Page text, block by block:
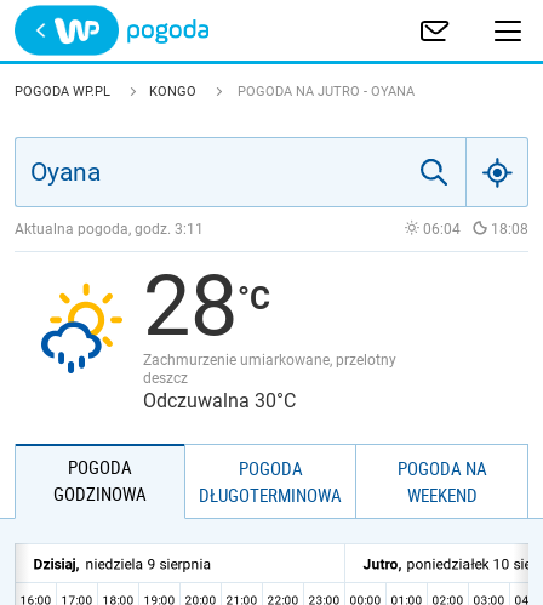
Trwa ładowanie
POLSKA
JAKOŚĆ POWIETRZA
POGODA WP.PL KONGO POGODA NA JUTRO - OYANA
Aktualna pogoda, godz. 3:11 06:04 18:08
28
Zachmurzenie umiarkowane, przelotny
deszcz
Odczuwalna 30°C
POGODA
GODZINOWA
POGODA
DŁUGOTERMINOWA
POGODA NA
WEEKEND